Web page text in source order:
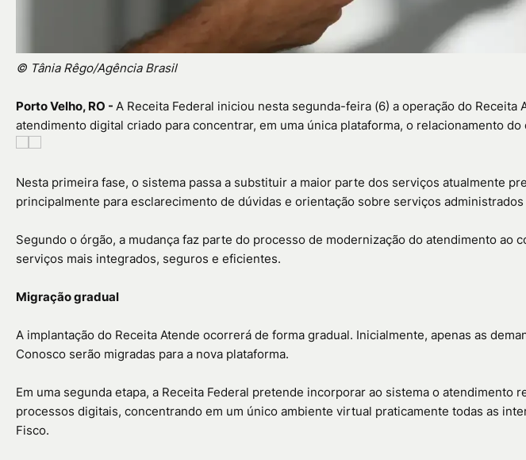
© Tânia Rêgo/Agência Brasil
Porto Velho, RO - A Receita Federal iniciou nesta segunda-feira (6) a operação do Receita
atendimento digital criado para concentrar, em uma única plataforma, o relacionamento
Nesta primeira fase, o sistema passa a substituir a maior parte dos serviços atualmente
principalmente para esclarecimento de dúvidas e orientação sobre serviços administrados
Segundo o órgão, a mudança faz parte do processo de modernização do atendimento ao
serviços mais integrados, seguros e eficientes.
Migração gradual
A implantação do Receita Atende ocorrerá de forma gradual. Inicialmente, apenas as
Conosco serão migradas para a nova plataforma.
Em uma segunda etapa, a Receita Federal pretende incorporar ao sistema o atendimento
processos digitais, concentrando em um único ambiente virtual praticamente todas as
Fisco.